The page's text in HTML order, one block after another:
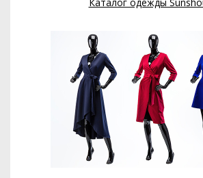
Каталог одежды